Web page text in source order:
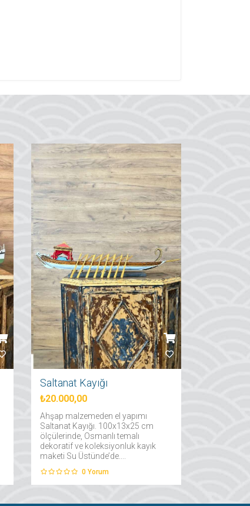
Saltanat Kayığı
₺20.000,00
Ahşap malzemeden el yapımı
Saltanat Kayığı. 100x13x25 cm
ölçülerinde, Osmanlı temalı
dekoratif ve koleksiyonluk kayık
maketi Su Üstünde’de....
0 Yorum